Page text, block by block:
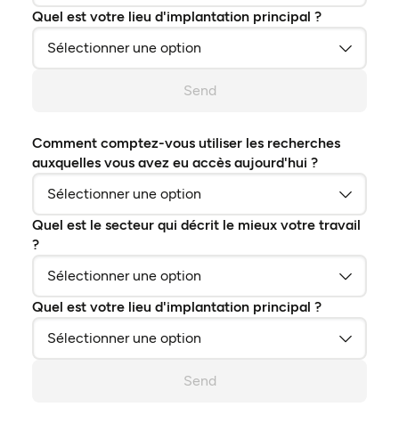
Quel est votre lieu d'implantation principal ?
Send
Comment comptez-vous utiliser les recherches
auxquelles vous avez eu accès aujourd'hui ?
Quel est le secteur qui décrit le mieux votre travail
?
Quel est votre lieu d'implantation principal ?
Send